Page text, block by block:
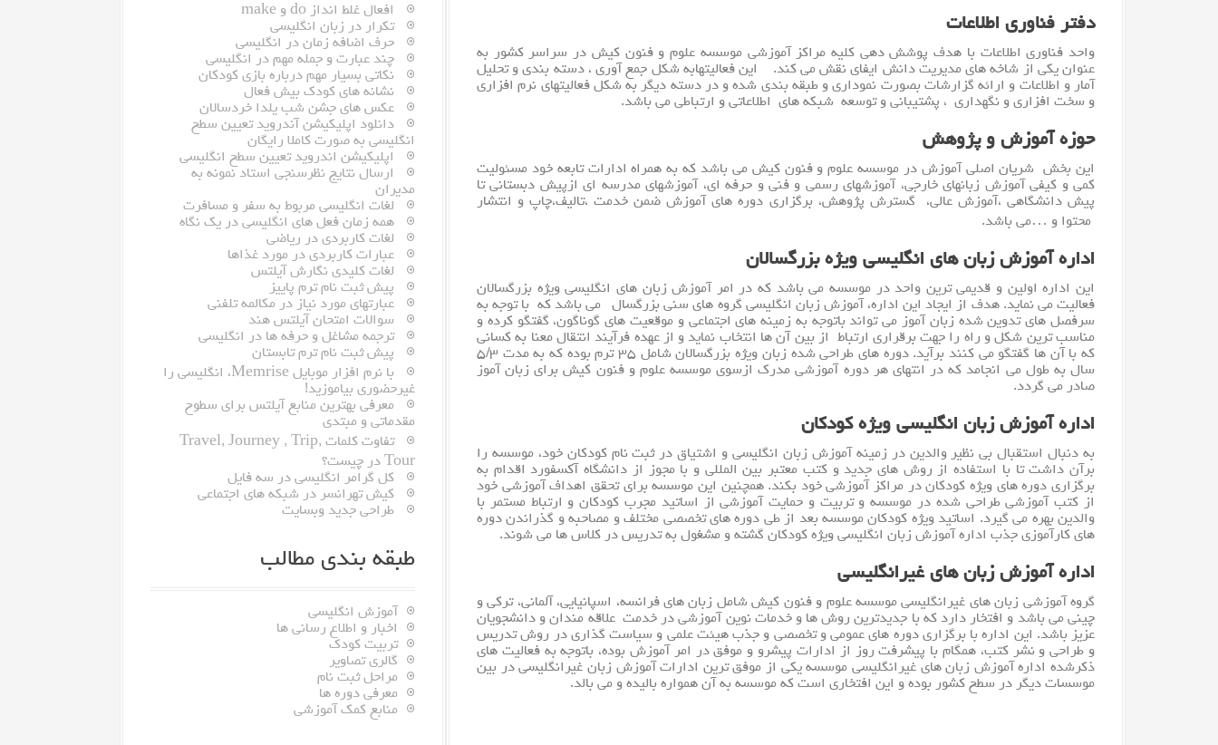
دفتر فناوری اطلاعات
واحد فناوری اطلاعات با هدف پوشش دهی کلیه مراکز آموزشی موسسه علوم و فنون کیش در سراسر کشور به
عنوان یکی از شاخه های مدیریت دانش ایفای نقش می کند. این فعالیتهابه شکل جمع آوری ، دسته بندی و تحلیل
آمار و اطلاعات و ارائه گزارشات بصورت نموداری و طبقه بندی شده و در دسته دیگر به شکل فعالیتهای نرم افزاری
و سخت افزاری و نگهداری ، پشتیبانی و توسعه شبکه های اطلاعاتی و ارتباطی می باشد.
حوزه آموزش و پژوهش
این بخش شریان اصلی آموزش در موسسه علوم و فنون کیش می باشد که به همراه ادارات تابعه خود مسئولیت
کمی و کیفی آموزش زبانهای خارجی، آموزشهای رسمی و فنی و حرفه ای، آموزشهای مدرسه ای ازپیش دبستانی تا
پیش دانشگاهی ،آموزش عالی، گسترش پژوهش، برگزاری دوره های آموزش ضمن خدمت ،تالیف،چاپ و انتشار
محتوا و …می باشد.
اداره آموزش زبان های انگلیسی ویژه بزرگسالان
این اداره اولین و قدیمی ترین واحد در موسسه می باشد که در امر آموزش زبان های انگلیسیویژه بزرگسالان
فعالیت می نماید. هدف از ایجاد این اداره، آموزش زبان انگلیسی گروه های سنی بزرگسال می باشد که با توجه به
سرفصل های تدوین شده زبان آموز می تواند باتوجه به زمینه های اجتماعی و موقعیت های گوناگون، گفتگو کرده و
مناسب ترین شکل و راه را جهت برقراری ارتباط از بین آن ها انتخاب نماید و از عهده فرآیند انتقال معنا به کسانی
که با آن ها گفتگو می کنند برآید. دوره های طراحی شده زبان ویژه بزرگسالان شامل ۳۵ ترم بوده که به مدت ۵/۳
سال به طول می انجامد که در انتهای هر دوره آموزشی مدرک ازسوی موسسه علوم و فنون کیش برای زبان آموز
صادر می گردد.
اداره آموزش زبان انگلیسی ویژه کودکان
به دنبال استقبال بی نظیر والدین در زمینه آموزش زبان انگلیسی و اشتیاق در ثبت نام کودکان خود، موسسه را
برآن داشت تا با استفاده از روش های جدید و کتب معتبر بین المللی و با مجوز از دانشگاه آکسفورد اقدام به
برگزاری دوره های ویژه کودکان در مراکز آموزشی خود بکند. همچنین این موسسه برای تحقق اهداف آموزشی خود
از کتب آموزشی طراحی شده در موسسه و تربیت و حمایت آموزشی از اساتید مجرب کودکان و ارتباط مستمر با
والدین بهره می گیرد. اساتید ویژه کودکان موسسه بعد از طی دوره های تخصصی مختلف و مصاحبه و گذراندن دوره
های کارآموزی جذب اداره آموزش زبان انگلیسی ویژه کودکان گشته و مشغول به تدریس در کلاس ها می شوند.
اداره آموزش زبان های غیرانگلیسی
گروه آموزشی زبان های غیرانگلیسیموسسهعلوم و فنون کیش شامل زبان های فرانسه، اسپانیایی، آلمانی، ترکی و
چینی می باشد و افتخار دارد که با جدیدترین روش ها و خدمات نوین آموزشی در خدمت علاقه مندان و دانشجویان
عزیز باشد. این اداره با برگزاری دوره های عمومی و تخصصی و جذب هیئت علمی و سیاست گذاری در روش تدریس
و طراحی و نشر کتب، همگام با پیشرفت روز از ادارات پیشرو و موفق در امر آموزش بوده، باتوجه به فعالیت های
ذکرشده اداره آموزش زبان های غیرانگلیسی موسسه یکی از موفق ترین ادارات آموزش زبان غیرانگلیسی در بین
موسسات دیگر در سطح کشور بوده و این افتخاری است که موسسه به آن همواره بالیده و می بالد.
افعال غلط انداز do و make
تکرار در زبان انگلیسی
حرف اضافه زمان در انگلیسی
چند عبارت و جمله مهم در انگلیسی
نکاتی بسیار مهم درباره بازی کودکان
نشانه های کودک بیش فعال
عکس های جشن شب یلدا خردسالان
دانلود اپلیکیشن آندروید تعیین سطح
انگلیسی به صورت کاملا رایگان
اپلیکیشن اندروید تعیین سطح انگلیسی
ارسال نتایج نظرسنجی استاد نمونه به
مدیران
لغات انگلیسی مربوط به سفر و مسافرت
همه زمان فعل های انگلیسی در یک نگاه
لغات کاربردی در ریاضی
عبارات کاربردی در مورد غذاها
لغات کلیدی نگارش آیلتس
پیش ثبت نام ترم پاییز
عبارتهای مورد نیاز در مکالمه تلفنی
سوالات امتحان آیلتس هند
ترجمه مشاغل و حرفه ها در انگلیسی
پیش ثبت نام ترم تابستان
با نرم افزار موبایل Memrise، انگلیسی را
غیرحضوری بیاموزید!
معرفى بهترین منابع آیلتس براى سطوح
مقدماتى و مبتدى
تفاوت کلمات Travel, Journey , Trip,
Tour در چیست؟
کل گرامر انگلیسی در سه فایل
کیش تهرانسر در شبکه های اجتماعی
طراحی جدید وبسایت
طبقه بندی مطالب
آموزش انگلیسی
اخبار و اطلاع رسانی ها
تربیت کودک
گالری تصاویر
مراحل ثبت نام
معرفی دوره ها
منابع کمک آموزشی